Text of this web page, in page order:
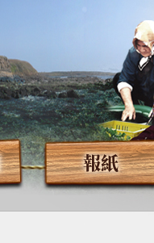
報紙